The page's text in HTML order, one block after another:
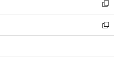
く
ド
ウ
で
開
ィ
ン
ド
ウ
開
い
ウ
ィ
ン
ウ
新
し
い
ウ
ン
新
し
ウ